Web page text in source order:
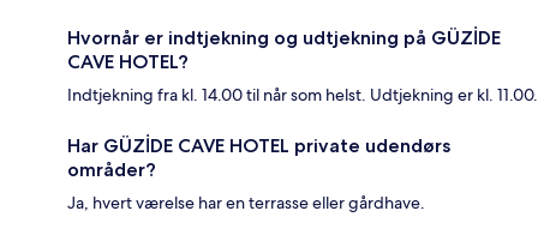
Hvornår er indtjekning og udtjekning på GÜZİDE
CAVE HOTEL?
Indtjekning fra kl. 14.00 til når som helst. Udtjekning er kl. 11.00.
Har GÜZİDE CAVE HOTEL private udendørs
områder?
Ja, hvert værelse har en terrasse eller gårdhave.